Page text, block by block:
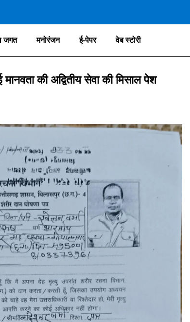
जगत मनोरंजन ई-पेपर वेब स्टोरी
की अद्वितीय सेवा की मिसाल पेश